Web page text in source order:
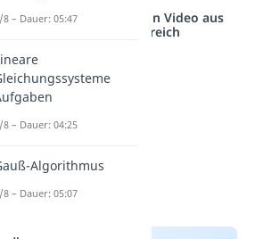
vernetzt: Hier ein Video aus
einem anderen Bereich
8 – Dauer: 05:47
8 – Dauer: 04:25
Algorithmus
8 – Dauer: 05:07